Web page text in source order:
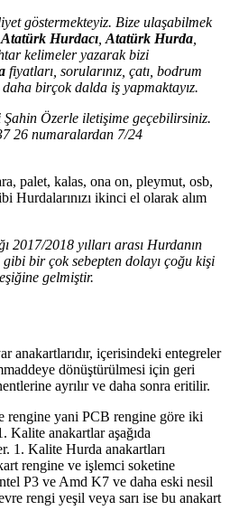
göstermekteyiz. Bize ulaşabilmek
Atatürk Hurdacı Atatürk Hurda
kelimeler yazarak bizi
fiyatları, sorularınız, çatı, bodrum
birçok dalda iş yapmaktayız.
Özerle iletişime geçebilirsiniz.
26 numaralardan 7/24
palet, kalas, ona on, pleymut, osb,
Hurdalarınızı ikinci el olarak alım
2017/2018 yılları arası Hurdanın
bir çok sebepten dolayı çoğu kişi
gelmiştir.
anakartlarıdır, içerisindeki entegreler
dönüştürülmesi için geri
ayrılır ve daha sonra eritilir.
rengine yani PCB rengine göre iki
Kalite anakartlar aşağıda
1. Kalite Hurda anakartları
rengine ve işlemci soketine
P3 ve Amd K7 ve daha eski nesil
rengi yeşil veya sarı ise bu anakart